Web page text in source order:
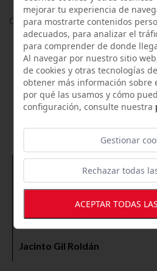
Contiene sulfitos
LO QUE OPINAN
12/07/2019
De lo mejor en Alcalá de
Jacinto Gil Roldán
mejorar tu experiencia de
para mostrarte contenidos
adecuados, para analizar el
para comprender de donde
Al navegar por nuestro sitio
de cookies y otras tecnologías
obtener más información sobre
por qué las usamos y cómo
configuración, consulte nuestra
Gestionar
Rechazar todas
ACEPTAR TODAS